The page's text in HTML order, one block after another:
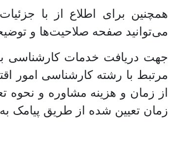
همچنین برای اطلاع از با
می‌توانید صفحه صلاحیت‌ها و
جهت دریافت خدمات کارشناسی
مرتبط با رشته کارشناسی امور
از زمان و هزینه مشاوره و
زمان تعیین شده از طریق پیامک